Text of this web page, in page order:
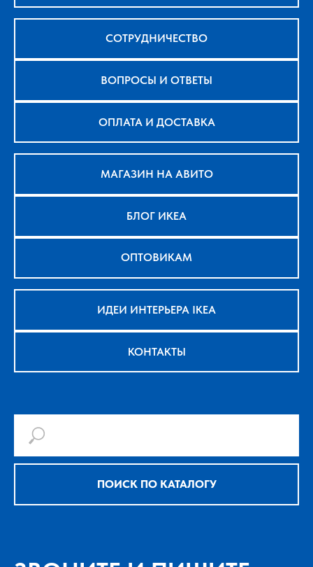
СОТРУДНИЧЕСТВО
ВОПРОСЫ И ОТВЕТЫ
ОПЛАТА И ДОСТАВКА
МАГАЗИН НА АВИТО
БЛОГ ИКЕА
ОПТОВИКАМ
ИДЕИ ИНТЕРЬЕРА IKEA
КОНТАКТЫ
ПОИСК ПО КАТАЛОГУ